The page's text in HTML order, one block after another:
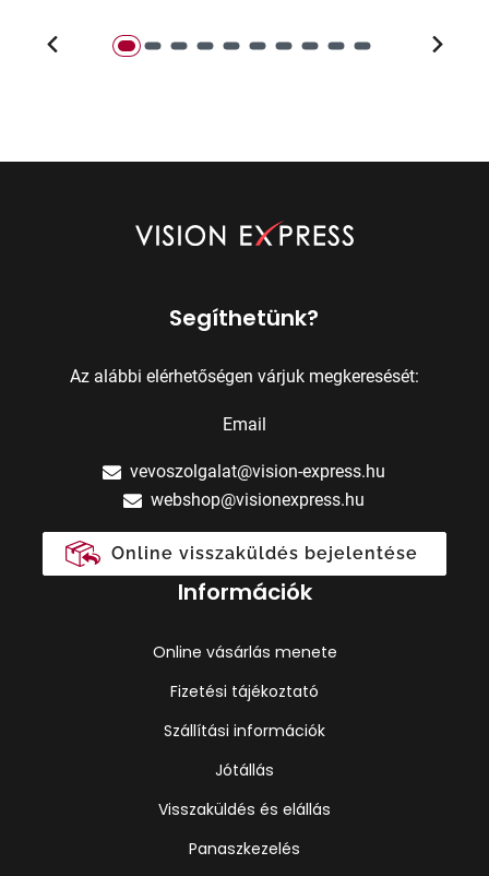
Segíthetünk?
Az alábbi elérhetőségen várjuk megkeresését:
Email
vevoszolgalat@vision-express.hu
webshop@visionexpress.hu
Online visszaküldés bejelentése
Információk
Online vásárlás menete
Fizetési tájékoztató
Szállítási információk
Jótállás
Visszaküldés és elállás
Panaszkezelés